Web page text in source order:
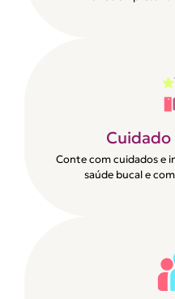
Conte com cuidados e
saúde bucal e